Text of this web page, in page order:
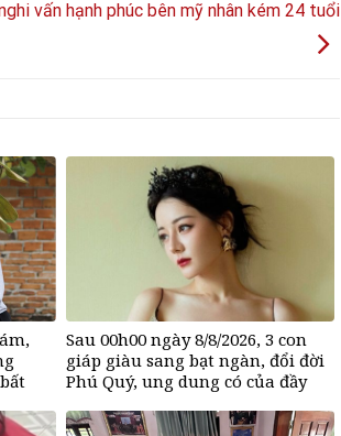
vấn hạnh phúc bên mỹ nhân kém 24 tuổi
Sau 00h00 ngày 8/8/2026, 3 con
giáp giàu sang bạt ngàn, đổi đời
Phú Quý, ung dung có của đầy
túc